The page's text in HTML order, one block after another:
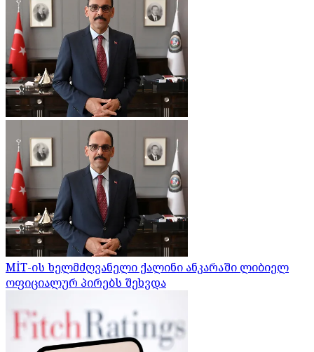
MİT-ის ხელმძღვანელი ქალინი ანკარაში ლიბიელ
ოფიციალურ პირებს შეხვდა